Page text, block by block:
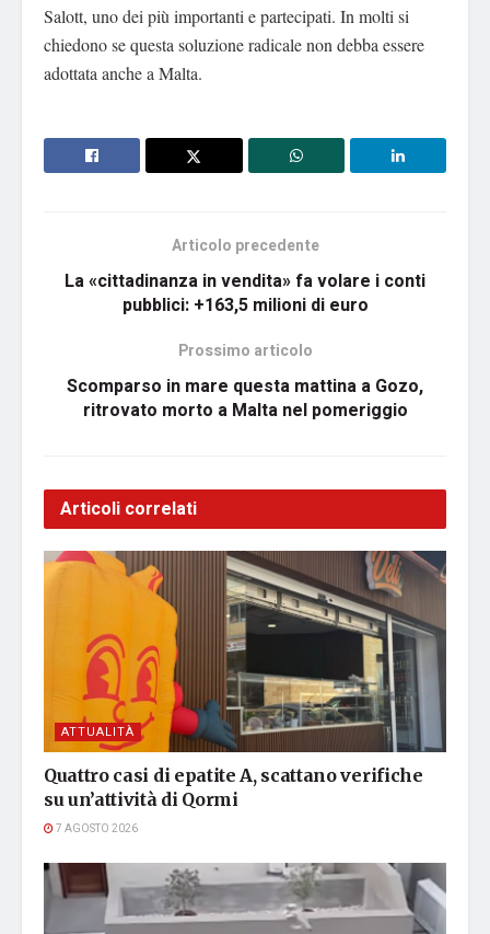
Salott, uno dei più importanti e partecipati. In molti si
chiedono se questa soluzione radicale non debba essere
adottata anche a Malta.
Articolo precedente
La «cittadinanza in vendita» fa volare i conti
pubblici: +163,5 milioni di euro
Prossimo articolo
Scomparso in mare questa mattina a Gozo,
ritrovato morto a Malta nel pomeriggio
Articoli correlati
ATTUALITÀ
Quattro casi di epatite A, scattano verifiche
su un’attività di Qormi
7 AGOSTO 2026